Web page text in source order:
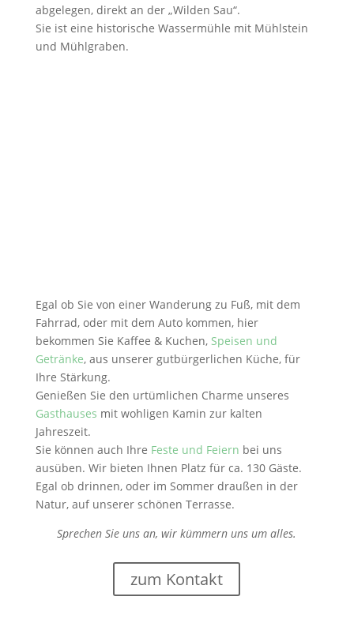
abgelegen, direkt an der „Wilden Sau“.
Sie ist eine historische Wassermühle mit Mühlstein
und Mühlgraben.
Egal ob Sie von einer Wanderung zu Fuß, mit dem
Fahrrad, oder mit dem Auto kommen, hier
bekommen Sie Kaffee & Kuchen, Speisen und
Getränke, aus unserer gutbürgerlichen Küche, für
Ihre Stärkung.
Genießen Sie den urtümlichen Charme unseres
Gasthauses mit wohligen Kamin zur kalten
Jahreszeit.
Sie können auch Ihre Feste und Feiern bei uns
ausüben. Wir bieten Ihnen Platz für ca. 130 Gäste.
Egal ob drinnen, oder im Sommer draußen in der
Natur, auf unserer schönen Terrasse.
Sprechen Sie uns an, wir kümmern uns um alles.
zum Kontakt